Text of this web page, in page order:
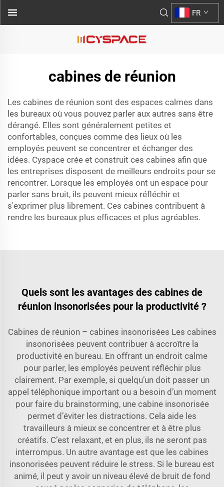
FR
cabines de réunion
Les cabines de réunion sont des espaces calmes dans
les bureaux où vous pouvez parler aux autres sans être
dérangé. Elles sont généralement petites et
confortables, conçues comme des lieux où les
employés peuvent se concentrer et échanger des
idées. Cyspace crée et construit ces cabines afin que
les entreprises disposent de meilleurs endroits pour se
rencontrer. Lorsque les employés ont un espace pour
parler sans bruit, ils peuvent mieux réfléchir et
s'exprimer plus librement. Ces cabines contribuent à
rendre les bureaux plus efficaces et plus agréables.
Quels sont les avantages des cabines de
réunion insonorisées pour la productivité ?
Cabines de réunion – cabines insonorisées Les cabines
insonorisées peuvent contribuer à accroître la
productivité en bureau. En offrant un endroit calme
pour parler, les employés peuvent réfléchir plus
clairement. Par exemple, si quelqu’un doit passer un
appel téléphonique important ou a besoin d’un moment
pour faire du brainstorming, une cabine insonorisée
permet d’éviter les distractions. Cela aide les
travailleurs à mieux se concentrer et à être plus
créatifs. C’est relaxant, et en plus, ils ne seront pas
interrompus. Un autre avantage est que les cabines
insonorisées peuvent réduire le stress. Si le bureau est
animé, il peut y avoir un niveau élevé de bruit de fond